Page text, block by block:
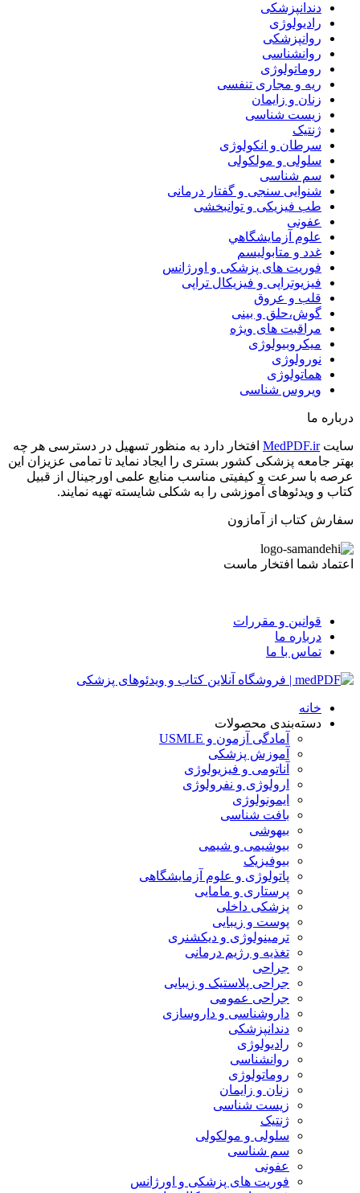
دندانپزشکی
رادیولوژی
روانپزشکی
روانشناسی
روماتولوژی
ریه و مجاری تنفسی
زنان و زایمان
زیست شناسی
ژنتیک
سرطان و انکولوژی
سلولی و مولکولی
سم شناسی
شنوایی سنجی و گفتار درمانی
طب فیزیکی و توانبخشی
عفونی
علوم آزمايشگاهي
غدد و متابولیسم
فوریت های پزشکی و اورژانس
فیزیوتراپی و فیزیکال تراپی
قلب و عروق
گوش،حلق و بینی
مراقبت های ویژه
میکروبیولوژی
نورولوژی
هماتولوژی
ویروس شناسی
درباره ما
سایتMedPDF.ir افتخار دارد به منظور تسهیل در دسترسی هر چه
بهتر جامعه پزشکی کشور بستری را ایجاد نماید تا تمامی عزیزان این
عرصه با سرعت و کیفیتی مناسب منایع علمی اورجینال از قبیل
کتاب و ویدئوهای آموزشی را به شکلی شایسته تهیه نمایند.
سفارش کتاب از آمازون
اعتماد شما افتخار ماست
قوانین و مقررات
درباره ما
تماس با ما
خانه
دسته‌بندی محصولات
آمادگی آزمون و USMLE
آموزش پزشکی
آناتومی و فیزیولوژی
ارولوژی و نفرولوژی
ایمونولوژی
بافت شناسی
بیهوشی
بیوشیمی و شیمی
بیوفیزیک
پاتولوژی و علوم آزمایشگاهی
پرستاری و مامایی
پزشکی داخلی
پوست و زیبایی
ترمینولوژی و دیکشنری
تغذیه و رژیم درمانی
جراحی
جراحی پلاستیک و زیبایی
جراحی عمومی
داروشناسی و داروسازی
دندانپزشکی
رادیولوژی
روانشناسی
روماتولوژی
زنان و زایمان
زیست شناسی
ژنتیک
سلولی و مولکولی
سم شناسی
عفونی
فوریت های پزشکی و اورژانس